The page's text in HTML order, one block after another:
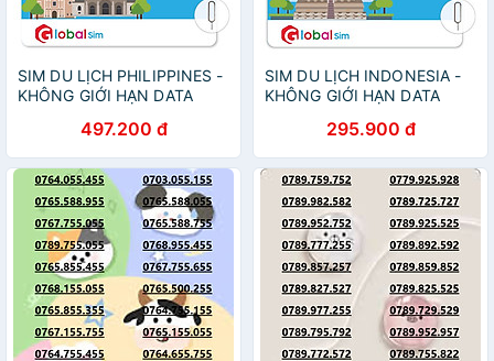
SIM DU LỊCH PHILIPPINES -
KHÔNG GIỚI HẠN DATA
497.200 đ
SIM DU LỊCH INDONESIA -
KHÔNG GIỚI HẠN DATA
295.900 đ